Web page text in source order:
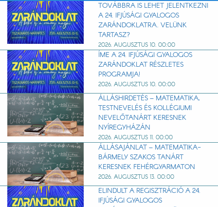
TOVÁBBRA IS LEHET JELENTKEZNI
A 24. IFJÚSÁGI GYALOGOS
ZARÁNDOKLATRA. VELÜNK
TARTASZ?
2026. AUGUSZTUS 10. 00:00
ÍME A 24. IFJÚSÁGI GYALOGOS
ZARÁNDOKLAT RÉSZLETES
PROGRAMJA!
2026. AUGUSZTUS 10. 00:00
ÁLLÁSHIRDETÉS – MATEMATIKA,
TESTNEVELÉS ÉS KOLLÉGIUMI
NEVELŐTANÁRT KERESNEK
NYÍREGYHÁZÁN
2026. AUGUSZTUS 11. 00:00
ÁLLÁSAJÁNLAT – MATEMATIKA-
BÁRMELY SZAKOS TANÁRT
KERESNEK FEHÉRGYARMATON
2026. AUGUSZTUS 13. 00:00
ELINDULT A REGISZTRÁCIÓ A 24.
IFJÚSÁGI GYALOGOS